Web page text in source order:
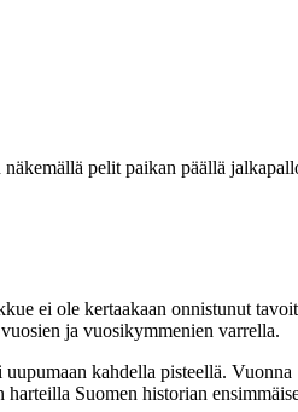
pelit paikan päällä
ei ole kertaakaan onnistunut
ja vuosikymmenien varrella.
kahdella pisteellä.
Suomen historian